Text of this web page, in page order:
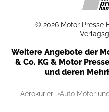
© 2026 Motor Presse
Weitere Angebote der
& Co. KG & Motor
und deren
Aerokurier Auto Motor